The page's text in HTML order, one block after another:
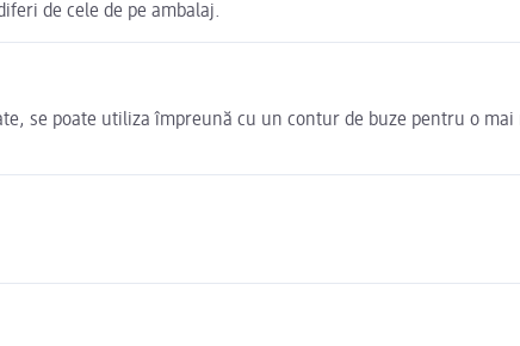
de cele de pe ambalaj.
se poate utiliza împreună cu un contur de buze pentru o